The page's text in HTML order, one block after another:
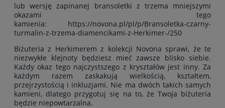
lub wersję zapinanej bransoletki z trzema mniejszymi
okazami tego
kamienia: https://novona.pl/pl/p/Bransoletka-czarny-
turmalin-z-trzema-diamencikami-z-Herkimer-/250
Biżuteria z Herkimerem z kolekcji Novona sprawi, że te
niezwykłe klejnoty będziesz mieć zawsze blisko siebie.
Każdy okaz tego najczystszego z kryształów jest inny. Za
każdym razem zaskakują wielkością, kształtem,
przejrzystością i inkluzjami. Nie ma dwóch takich samych
kamieni, dlatego przygotuj się na to, że Twoja biżuteria
będzie niepowtarzalna.